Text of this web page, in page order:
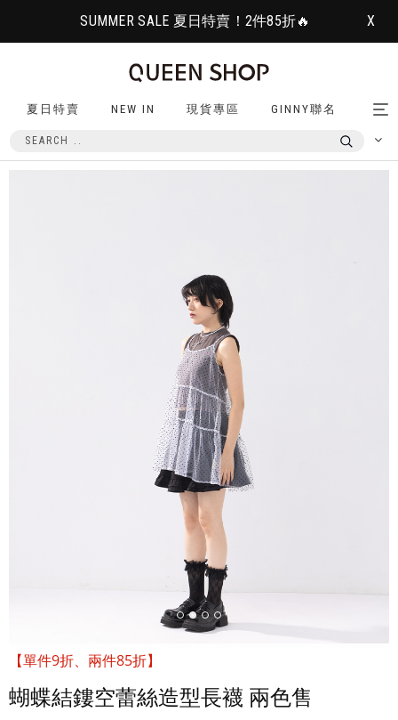
SUMMER SALE 夏日特賣！2件85折🔥 X
夏日特賣 NEW IN 現貨專區 GINNY聯名
【單件9折、兩件85折】
蝴蝶結鏤空蕾絲造型長襪 兩色售